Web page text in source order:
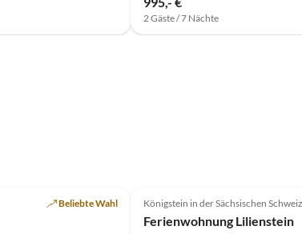
2 Gäste / 7 Nächte
Beliebte Wahl Königstein in der Sächsischen Schweiz
Ferienwohnung Lilienstein